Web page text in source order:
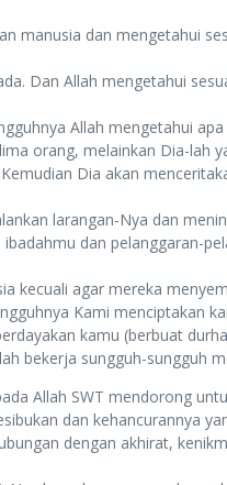
manusia dan mengetahui
Dan Allah mengetahui
Allah mengetahui
orang, melainkan Dia-lah
Dia akan
larangan-Nya dan
dan pelanggaran-
kecuali agar mereka
Kami menciptakan
kamu (berbuat
bekerja sungguh-sungguh
Allah SWT mendorong
dan kehancurannya
dengan akhirat,